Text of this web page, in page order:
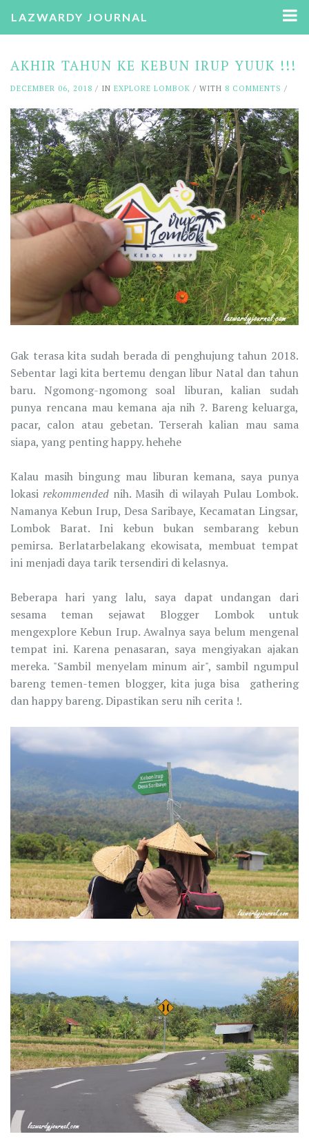
LAZWARDY JOURNAL
AKHIR TAHUN KE KEBUN IRUP YUUK !!!
DECEMBER 06, 2018 / IN EXPLORE LOMBOK / WITH 8 COMMENTS /
Gak terasa kita sudah berada di penghujung tahun 2018.
Sebentar lagi kita bertemu dengan libur Natal dan tahun
baru. Ngomong-ngomong soal liburan, kalian sudah
punya rencana mau kemana aja nih ?. Bareng keluarga,
pacar, calon atau gebetan. Terserah kalian mau sama
siapa, yang penting happy. hehehe
Kalau masih bingung mau liburan kemana, saya punya
lokasirekommended nih. Masih di wilayah Pulau Lombok.
Namanya Kebun Irup, Desa Saribaye, Kecamatan Lingsar,
Lombok Barat. Ini kebun bukan sembarang kebun
pemirsa. Berlatarbelakang ekowisata, membuat tempat
ini menjadi daya tarik tersendiri di kelasnya.
Beberapa hari yang lalu, saya dapat undangan dari
sesama teman sejawat Blogger Lombok untuk
mengexplore Kebun Irup. Awalnya saya belum mengenal
tempat ini. Karena penasaran, saya mengiyakan ajakan
mereka. "Sambil menyelam minum air", sambil ngumpul
bareng temen-temen blogger, kita juga bisa gathering
dan happy bareng. Dipastikan seru nih cerita !.